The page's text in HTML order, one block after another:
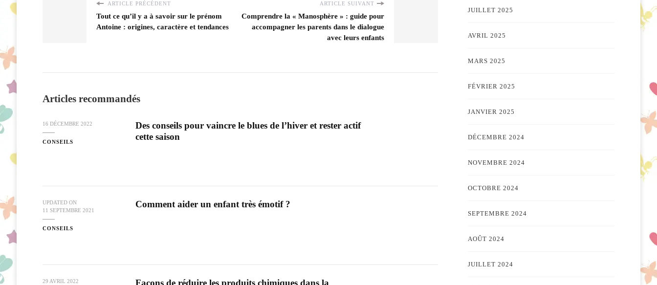
ARTICLE PRÉCÉDENT
Tout ce qu’il y a à savoir sur le prénom
Antoine : origines, caractère et tendances
ARTICLE SUIVANT
Comprendre la « Manosphère » : guide pour
accompagner les parents dans le dialogue
avec leurs enfants
Articles recommandés
16 DÉCEMBRE 2022
CONSEILS
Des conseils pour vaincre le blues de l’hiver et rester actif
cette saison
UPDATED ON
11 SEPTEMBRE 2021
CONSEILS
Comment aider un enfant très émotif ?
29 AVRIL 2022
Façons de réduire les produits chimiques dans la
JUILLET 2025
AVRIL 2025
MARS 2025
FÉVRIER 2025
JANVIER 2025
DÉCEMBRE 2024
NOVEMBRE 2024
OCTOBRE 2024
SEPTEMBRE 2024
AOÛT 2024
JUILLET 2024